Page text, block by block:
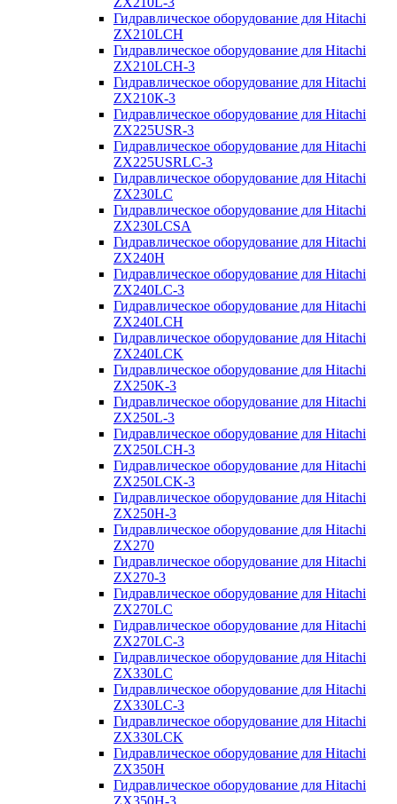
Гидравлическое оборудование для Hitachi
ZX210LCH
Гидравлическое оборудование для Hitachi
ZX210LCH-3
Гидравлическое оборудование для Hitachi
ZX210К-3
Гидравлическое оборудование для Hitachi
ZX225USR-3
Гидравлическое оборудование для Hitachi
ZX225USRLC-3
Гидравлическое оборудование для Hitachi
ZX230LC
Гидравлическое оборудование для Hitachi
ZX230LCSA
Гидравлическое оборудование для Hitachi
ZX240H
Гидравлическое оборудование для Hitachi
ZX240LC-3
Гидравлическое оборудование для Hitachi
ZX240LCH
Гидравлическое оборудование для Hitachi
ZX240LCK
Гидравлическое оборудование для Hitachi
ZX250K-3
Гидравлическое оборудование для Hitachi
ZX250L-3
Гидравлическое оборудование для Hitachi
ZX250LCH-3
Гидравлическое оборудование для Hitachi
ZX250LCK-3
Гидравлическое оборудование для Hitachi
ZX250Н-3
Гидравлическое оборудование для Hitachi
ZX270
Гидравлическое оборудование для Hitachi
ZX270-3
Гидравлическое оборудование для Hitachi
ZX270LC
Гидравлическое оборудование для Hitachi
ZX270LC-3
Гидравлическое оборудование для Hitachi
ZX330LC
Гидравлическое оборудование для Hitachi
ZX330LC-3
Гидравлическое оборудование для Hitachi
ZX330LCK
Гидравлическое оборудование для Hitachi
ZX350H
Гидравлическое оборудование для Hitachi
ZX350H-3